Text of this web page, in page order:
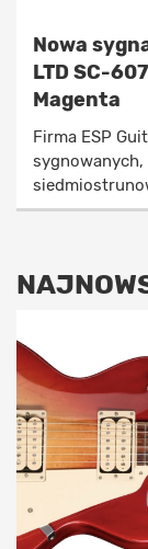
Nowa
LTD SC-
Magenta
Firma ESP